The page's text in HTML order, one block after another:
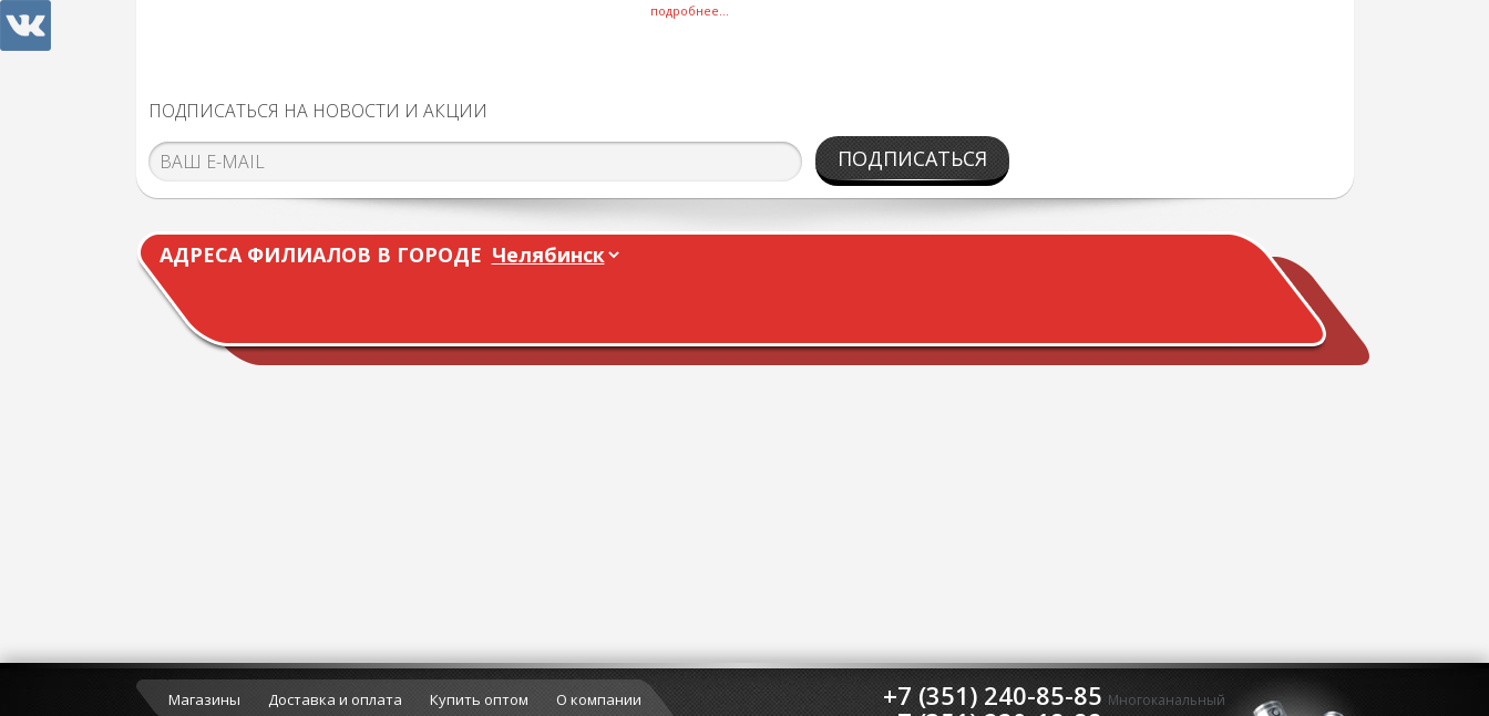
подробнее...
ПОДПИСАТЬСЯ НА НОВОСТИ И АКЦИИ
ПОДПИСАТЬСЯ
АДРЕСА ФИЛИАЛОВ В ГОРОДЕ
Магазины Доставка и оплата Купить оптом О компании +7 (351) 240-85-85 Многоканальный